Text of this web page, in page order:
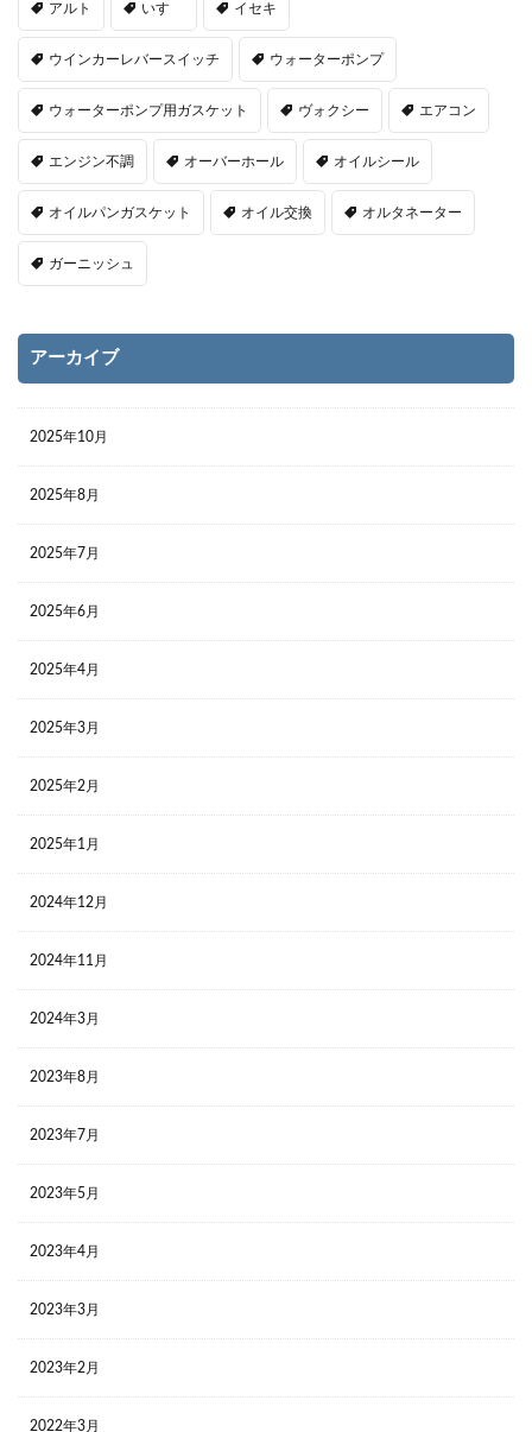
アルト いすゞ イセキ
ウインカーレバースイッチ ウォーターポンプ
ウォーターポンプ用ガスケット ヴォクシー エアコン
エンジン不調 オーバーホール オイルシール
オイルパンガスケット オイル交換 オルタネーター
ガーニッシュ
アーカイブ
2025年10月
2025年8月
2025年7月
2025年6月
2025年4月
2025年3月
2025年2月
2025年1月
2024年12月
2024年11月
2024年3月
2023年8月
2023年7月
2023年5月
2023年4月
2023年3月
2023年2月
2022年3月